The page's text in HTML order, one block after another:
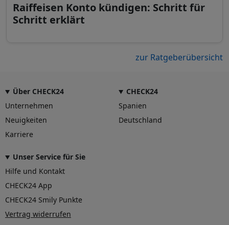
Raiffeisen Konto kündigen: Schritt für
Schritt erklärt
zur Ratgeberübersicht
Über CHECK24
Unternehmen
Neuigkeiten
Karriere
CHECK24
Spanien
Deutschland
Unser Service für Sie
Hilfe und Kontakt
CHECK24 App
CHECK24 Smily Punkte
Vertrag widerrufen